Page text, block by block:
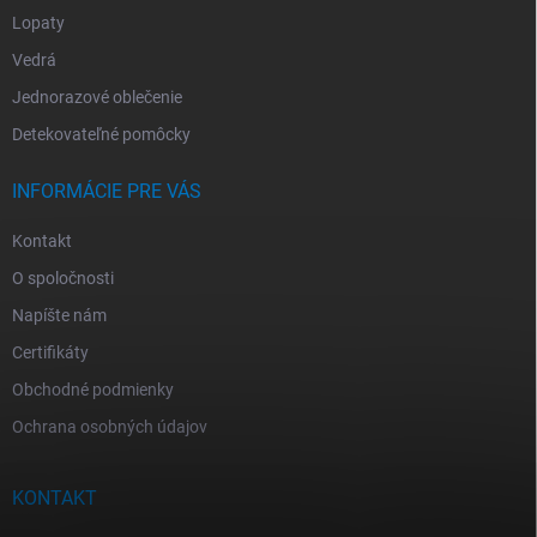
Lopaty
Vedrá
Jednorazové oblečenie
Detekovateľné pomôcky
INFORMÁCIE PRE VÁS
Kontakt
O spoločnosti
Napíšte nám
Certifikáty
Obchodné podmienky
Ochrana osobných údajov
KONTAKT